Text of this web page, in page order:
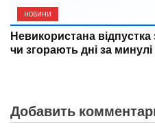
НОВИНИ
Невикористана
чи згорають дні за
Добавить